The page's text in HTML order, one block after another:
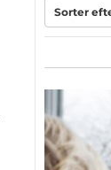
Sorter